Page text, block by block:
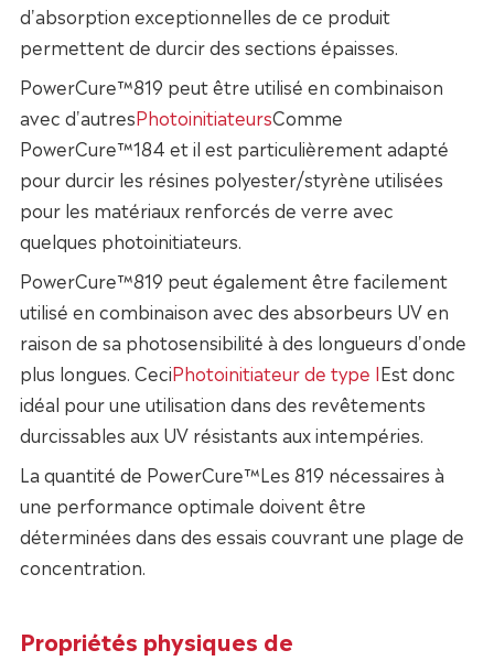
d'absorption exceptionnelles de ce produit
permettent de durcir des sections épaisses.
PowerCure™819 peut être utilisé en combinaison
avec d'autresPhotoinitiateursComme
PowerCure™184 et il est particulièrement adapté
pour durcir les résines polyester/styrène utilisées
pour les matériaux renforcés de verre avec
quelques photoinitiateurs.
PowerCure™819 peut également être facilement
utilisé en combinaison avec des absorbeurs UV en
raison de sa photosensibilité à des longueurs d'onde
plus longues. CeciPhotoinitiateur de type IEst donc
idéal pour une utilisation dans des revêtements
durcissables aux UV résistants aux intempéries.
La quantité de PowerCure™Les 819 nécessaires à
une performance optimale doivent être
déterminées dans des essais couvrant une plage de
concentration.
Propriétés physiques de